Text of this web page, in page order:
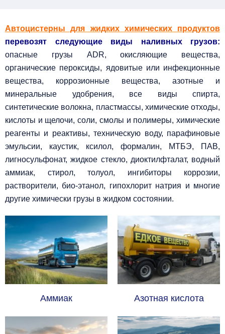
Автоцистерны для жидких химических продуктов
перевозят следующие виды наливных грузов:
опасные грузы ADR, окисляющие вещества,
органические пероксиды, ядовитые или инфекционные
вещества, коррозионные вещества, азотные и
минеральные удобрения, все виды спирта,
синтетические волокна, пластмассы, химические отходы,
кислоты и щелочи, соли, смолы и полимеры, химические
реагенты и реактивы, техническую воду, парафиновые
эмульсии, каустик, ксилол, формалин, МТБЭ, ПАВ,
лигносульфонат, жидкое стекло, диоктилфталат, водный
аммиак, стирол, толуол, ингибиторы коррозии,
растворители, био-этанол, гипохлорит натрия и многие
другие химически грузы в жидком состоянии.
Аммиак Азотная кислота